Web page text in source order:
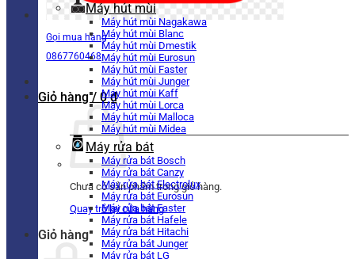
Gọi mua hàng
0867760468
Giỏ hàng / 0₫
Chưa có sản phẩm trong giỏ hàng.
Quay trở lại cửa hàng
Giỏ hàng
Máy hút mùi
Máy hút mùi Nagakawa
Máy hút mùi Blanc
Máy hút mùi Dmestik
Máy hút mùi Eurosun
Máy hút mùi Faster
Máy hút mùi Junger
Máy hút mùi Kaff
Máy hút mùi Lorca
Máy hút mùi Malloca
Máy hút mùi Midea
Máy rửa bát
Máy rửa bát Bosch
Máy rửa bát Canzy
Máy rửa bát Electrolux
Máy rửa bát Eurosun
Máy rửa bát Faster
Máy rửa bát Hafele
Máy rửa bát Hitachi
Máy rửa bát Junger
Máy rửa bát LG